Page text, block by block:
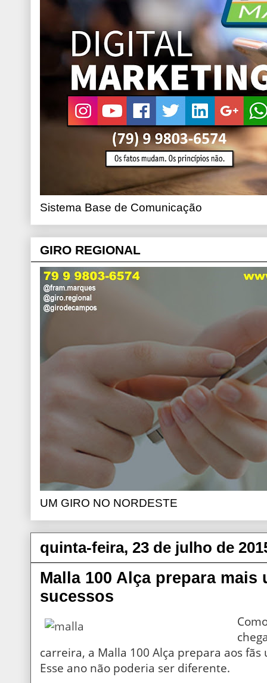
Sistema Base de Comunicação
GIRO REGIONAL
UM GIRO NO NORDESTE
quinta-feira, 23 de julho de
Malla 100 Alça prepara mais
sucessos
carreira, a Malla 100 Alça prepara aos fãs
Esse ano não poderia ser diferente.